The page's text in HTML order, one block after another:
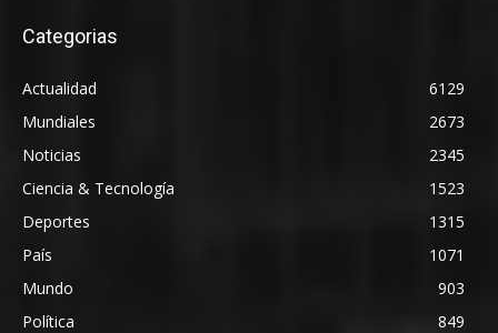
Categorias
Actualidad
6129
Mundiales
2673
Noticias
2345
Ciencia & Tecnología
1523
Deportes
1315
País
1071
Mundo
903
Política
849